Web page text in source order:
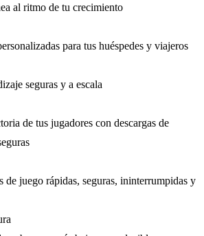
al ritmo de tu crecimiento
para tus huéspedes y viajeros
seguras y a escala
de tus jugadores con descargas de
de juego rápidas, seguras, ininterrumpidas y